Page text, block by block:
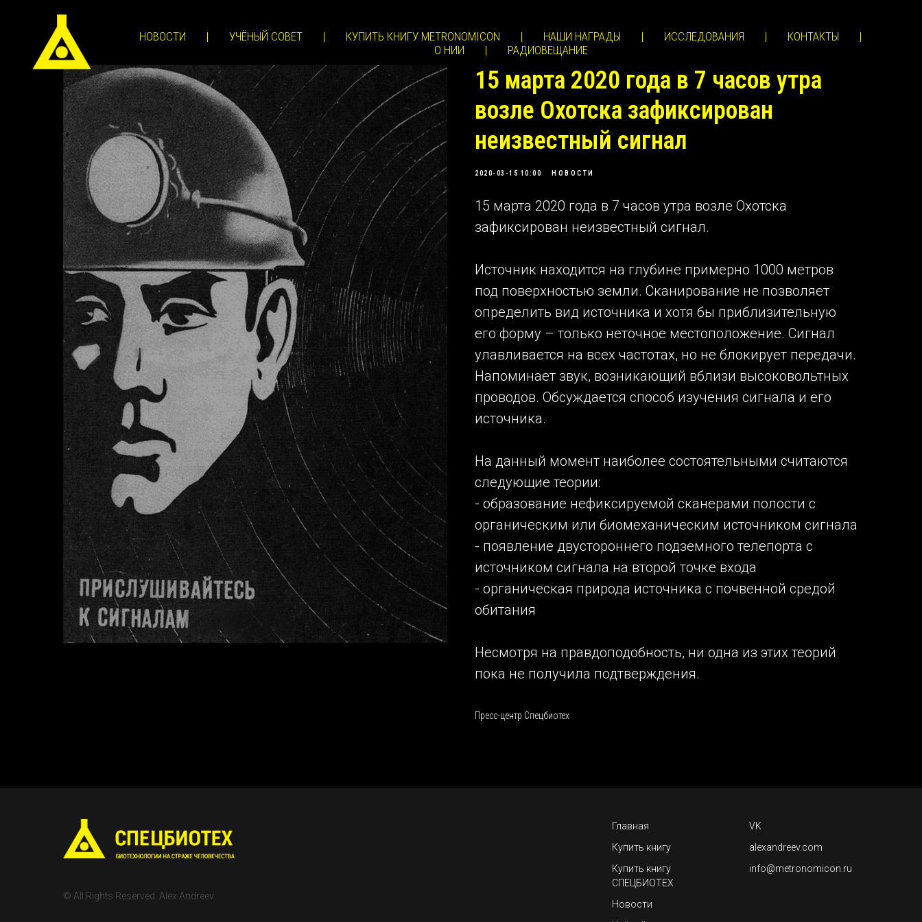
НОВОСТИ | УЧЁНЫЙ СОВЕТ | КУПИТЬ КНИГУ METRONOMICON | НАШИ НАГРАДЫ | ИССЛЕДОВАНИЯ | КОНТАКТЫ
|
О НИИ
| РАДИОВЕЩАНИЕ
15 марта 2020 года в 7 часов утра
возле Охотска зафиксирован
неизвестный сигнал
2020-03-15 10:00 НОВОСТИ
15 марта 2020 года в 7 часов утра возле Охотска
зафиксирован неизвестный сигнал.
Источник находится на глубине примерно 1000 метров
под поверхностью земли. Сканирование не позволяет
определить вид источника и хотя бы приблизительную
его форму – только неточное местоположение. Сигнал
улавливается на всех частотах, но не блокирует передачи.
Напоминает звук, возникающий вблизи высоковольтных
проводов. Обсуждается способ изучения сигнала и его
источника.
На данный момент наиболее состоятельными считаются
следующие теории:
- образование нефиксируемой сканерами полости с
органическим или биомеханическим источником сигнала
- появление двустороннего подземного телепорта с
источником сигнала на второй точке входа
- органическая природа источника с почвенной средой
обитания
Несмотря на правдоподобность, ни одна из этих теорий
пока не получила подтверждения.
Пресс-центр Спецбиотех
© All Rights Reserved. Alex Andreev
Главная
Купить книгу
Купить книгу
СПЕЦБИОТЕХ
Новости
VK
alexandreev.com
info@metronomicon.ru